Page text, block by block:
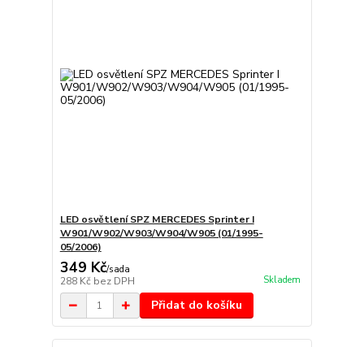
LED osvětlení SPZ MERCEDES Sprinter I
W901/W902/W903/W904/W905 (01/1995-
05/2006)
349 Kč/sada
288 Kč bez DPH Skladem
Přidat do košíku